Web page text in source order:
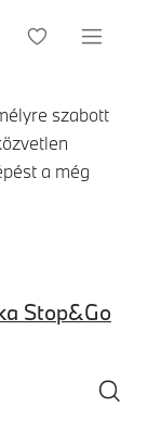
szabott
a még
Stop&Go